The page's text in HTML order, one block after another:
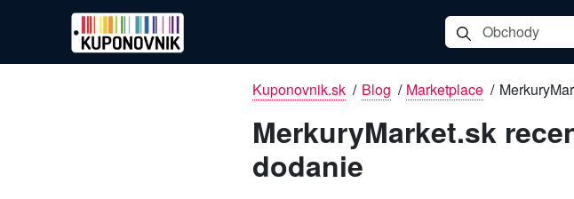
Kuponovnik.sk / Blog / Marketplace /
MerkuryMarket.sk
dodanie